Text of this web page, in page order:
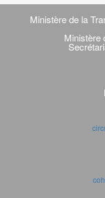
Navigation
transverse
Ministère de la
Ministère